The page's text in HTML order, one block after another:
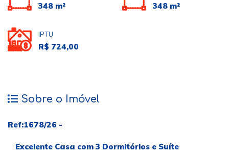
348 m² 348 m²
IPTU
R$ 724,00
Sobre o Imóvel
Ref:1678/26 -
Excelente Casa com 3 Dormitórios e Suíte